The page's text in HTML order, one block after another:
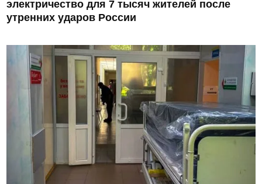
электричество для 7 тысяч жителей после
утренних ударов России